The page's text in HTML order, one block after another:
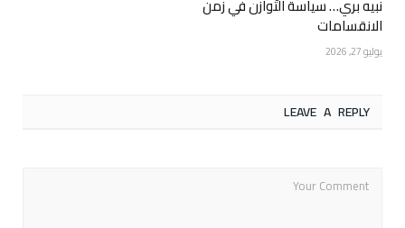
نبيه بري… سياسة التّوازن في زمن
الانقسامات
يوليو 27, 2026
LEAVE A REPLY